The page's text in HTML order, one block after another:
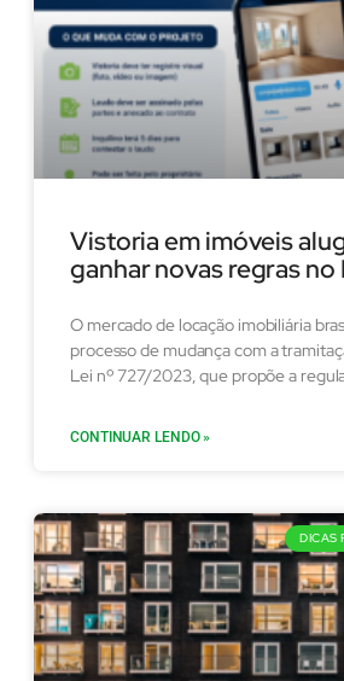
Vistoria em imóveis
ganhar novas regras no
O mercado de locação imobiliária
processo de mudança com a
Lei nº 727/2023, que propõe a
CONTINUAR LENDO »
DICAS